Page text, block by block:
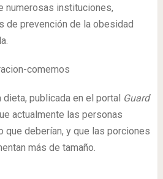
numerosas instituciones,
de prevención de la obesidad
publicada en el portal Guard
actualmente las personas
que deberían, y que las porciones
más de tamaño.